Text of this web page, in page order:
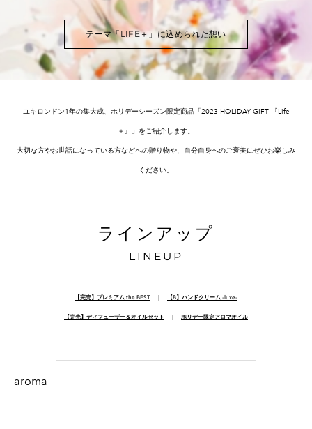
テーマ「LIFE＋」に込められた想い
ユキロンドン1年の集大成、ホリデーシーズン限定商品「2023 HOLIDAY GIFT 『Life
＋』」をご紹介します。
​大切な方やお世話になっている方などへの贈り物や、自分自身へのご褒美にぜひお楽しみ
ください。
ラインアップ
LINEUP
【完売】プレミアム the BEST ｜ 【B】ハンドクリーム -luxe-
​【完売】ディフューザー＆オイルセット ｜ ホリデー限定アロマオイル
aroma